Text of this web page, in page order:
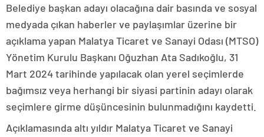
Belediye başkan adayı olacağına dair basında ve sosyal
medyada çıkan haberler ve paylaşımlar üzerine bir
açıklama yapan Malatya Ticaret ve Sanayi Odası (MTSO)
Yönetim Kurulu Başkanı Oğuzhan Ata Sadıkoğlu, 31
Mart 2024 tarihinde yapılacak olan yerel seçimlerde
bağımsız veya herhangi bir siyasi partinin adayı olarak
seçimlere girme düşüncesinin bulunmadığını kaydetti.
Açıklamasında altı yıldır Malatya Ticaret ve Sanayi